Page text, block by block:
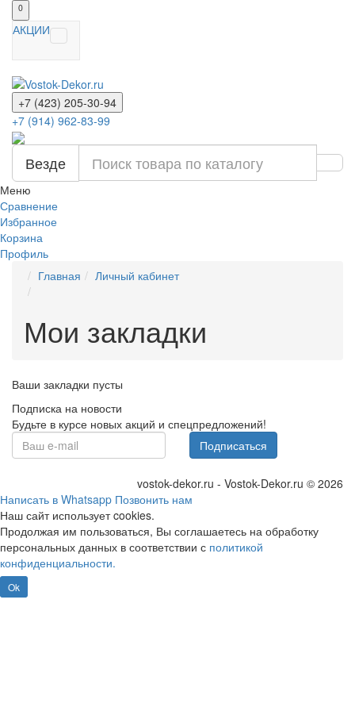
0
АКЦИИ
+7 (423) 205-30-94
+7 (914) 962-83-99
Везде
Меню
Сравнение
Избранное
Корзина
Профиль
Главная
Личный кабинет
Мои закладки
Ваши закладки пусты
Подписка на новости
Будьте в курсе новых акций и спецпредложений!
Подписаться
vostok-dekor.ru - Vostok-Dekor.ru © 2026
Написать в Whatsapp Позвонить нам
Наш сайт использует cookies.
Продолжая им пользоваться, Вы соглашаетесь на обработку
персональных данных в соответствии с политикой
конфиденциальности.
Ok